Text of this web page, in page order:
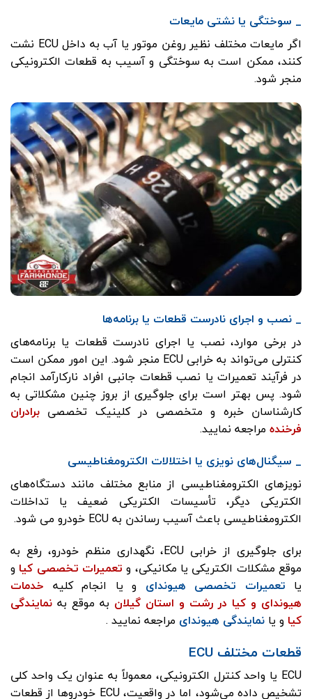
_ سوختگی یا نشتی مایعات
اگر مایعات مختلف نظیر روغن موتور یا آب به داخل ECU نشت
کنند، ممکن است به سوختگی و آسیب به قطعات الکترونیکی
منجر شود.
_ نصب و اجرای نادرست قطعات یا برنامه‌ها
در برخی موارد، نصب یا اجرای نادرست قطعات یا برنامه‌های
کنترلی می‌تواند به خرابی ECU منجر شود. این امور ممکن است
در فرآیند تعمیرات یا نصب قطعات جانبی افراد نارکارآمد انجام
شود. پس بهتر است برای جلوگیری از بروز چنین مشکلاتی به
کارشناسان خبره و متخصصی در کلینیک تخصصی برادران
فرخنده مراجعه نمایید.
_ سیگنال‌های نویزی یا اختلالات الکترومغناطیسی
نویزهای الکترومغناطیسی از منابع مختلف مانند دستگاه‌های
الکتریکی دیگر، تأسیسات الکتریکی ضعیف یا تداخلات
الکترومغناطیسی باعث آسیب رساندن به ECU خودرو می شود.
برای جلوگیری از خرابی ECU، نگهداری منظم خودرو، رفع به
موقع مشکلات الکتریکی یا مکانیکی، و تعمیرات تخصصی کیا و
یا تعمیرات تخصصی هیوندای و یا انجام کلیه خدمات
هیوندای و کیا در رشت و استان گیلان به موقع به نمایندگی
کیا و یا نمایندگی هیوندای مراجعه نمایید .
قطعات مختلف ECU
ECU یا واحد کنترل الکترونیکی، معمولاً به عنوان یک واحد کلی
تشخیص داده می‌شود، اما در واقعیت، ECU خودروها از قطعات